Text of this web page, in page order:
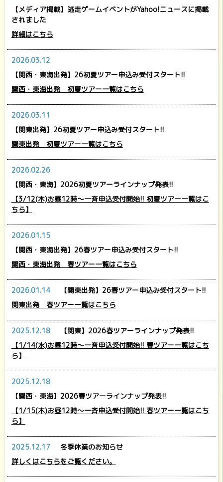
【メディア掲載】逃走ゲームイベントがYahoo!ニュースに掲載
されました
詳細はこちら
2026.03.12
【関西・東海出発】26初夏ツアー申込み受付スタート!!
関西・東海出発 初夏ツアー一覧はこちら
2026.03.11
【関東出発】26初夏ツアー申込み受付スタート!!
関東出発 初夏ツアー一覧はこちら
2026.02.26
【関西・東海】2026初夏ツアーラインナップ発表!!
【3/12(木)お昼12時～一斉申込受付開始!! 初夏ツアー一覧はこ
ちら】
2026.01.15
【関西・東海出発】26春ツアー申込み受付スタート!!
関西・東海出発 春ツアー一覧はこちら
2026.01.14
【関東出発】26春ツアー申込み受付スタート!!
関東出発 春ツアー一覧はこちら
2025.12.18
【関東】2026春ツアーラインナップ発表!!
【1/14(水)お昼12時～一斉申込受付開始!! 春ツアー一覧はこち
ら】
2025.12.18
【関西・東海】2026春ツアーラインナップ発表!!
【1/15(木)お昼12時～一斉申込受付開始!! 春ツアー一覧はこち
ら】
2025.12.17
冬季休業のお知らせ
詳しくはこちらをご覧ください。